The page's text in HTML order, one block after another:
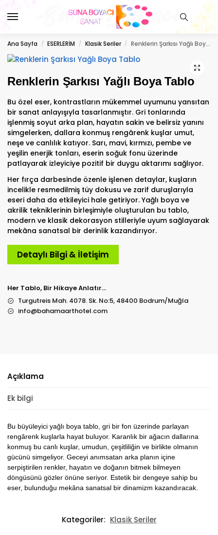
Ana Sayfa / ESERLERİM / Klasik Seriler / Renklerin Şarkısı Yağlı Boya Tablo
Renklerin Şarkısı Yağlı Boya Tablo
Bu özel eser, kontrastların mükemmel uyumunu yansıtan
bir sanat anlayışıyla tasarlanmıştır. Gri tonlarında
işlenmiş soyut arka plan, hayatın sakin ve belirsiz yanını
simgelerken, dallara konmuş rengârenk kuşlar umut,
neşe ve canlılık katıyor. Sarı, mavi, kırmızı, pembe ve
yeşilin enerjik tonları, eserin soğuk fonu üzerinde
patlayarak izleyiciye pozitif bir duygu aktarımı sağlıyor.
Her fırça darbesinde özenle işlenen detaylar, kuşların
incelikle resmedilmiş tüy dokusu ve zarif duruşlarıyla
eseri daha da etkileyici hale getiriyor. Yağlı boya ve
akrilik tekniklerinin birleşimiyle oluşturulan bu tablo,
modern ve klasik dekorasyon stilleriyle uyum sağlayarak
mekâna sanatsal bir derinlik kazandırıyor.
Detaylı Bilgi & İletişim
Her Tablo, Bir Hikaye Anlatır…
Turgutreis Mah. 4078. Sk. No:5, 48400 Bodrum/Muğla
info@bahamaarthotel.com
Açıklama
Ek bilgi
Bu büyüleyici yağlı boya tablo, gri bir fon üzerinde parlayan
rengârenk kuşlarla hayat buluyor. Karanlık bir ağacın dallarına
konmuş bu canlı kuşlar, umudun, çeşitliliğin ve birlikte olmanın
gücünü simgeliyor. Geceyi anımsatan arka planın içine
serpiştirilen renkler, hayatın ve doğanın bitmek bilmeyen
döngüsünü gözler önüne seriyor. Estetik bir dengeye sahip bu
eser, bulunduğu mekâna sanatsal bir dinamizm kazandıracak.
Kategoriler: Klasik Seriler